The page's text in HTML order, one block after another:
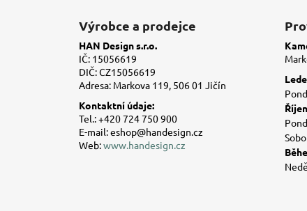
Výrobce a prodejce
HAN Design s.r.o.
IČ: 15056619
DIČ: CZ15056619
Adresa: Markova 119, 506 01 Jičín
Kontaktní údaje:
Tel.: +420 724 750 900
E-mail: eshop@handesign.cz
Web:www.handesign.cz